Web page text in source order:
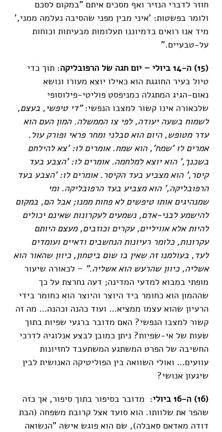
חוזר לדברי הנזיר ואף מסכים איתם "במקום לסכם
ולומר בפשטות: 'איני מבין מפני שהסיבה נעלמה ממני,'
מיד אנו רואים בדמיוננו תעלומות מבעיתות וכוחות
על-טבעיים."
(15) ה-14 ביולי – יום חגה של הרפובליקה
: תוך כדי
טיול בעיר החוגגת הוא כאילו יוצא מעורו ונושא
נאום-הגיג המתגלה כמניפסט פוליטי-פילוסופי
שלכאורה אינו קשור למצבו הנפשי:"די טיפשי, בעצם,
לשמוח בשעה יעודה, לפי צו הממשלה. המון העם הוא
עדר מטופש, היום הוא סבלני ומחר פראי ופורק עול.
אמרים לו 'שמח', הוא שמח. אומרים לו: 'צא להילחם
בשכנך,' הוא יוצא למלחמה. אומרים לו: 'הצבע בעד
קיסר,' הוא מצביע בעד הקיסר. אומרים לו: 'הצבע בעד
הרפובליקה,' הוא מצביע בעד הרפובליקה. ומי
שמנהיגים אותו טיפשים לא פחות ממנו; אבל הם, במקום
להישמע לבני-אדם, נשמעים לעקרונות שאינם יכולים
להיות אלא אוויליים, עקרים וכוזבים, מעצם היותם
עקרונות, כלומר רעיונות הנחשבים ודאיים ועומדים
לעד, בעולמנו זה שאין בו שום ביטחון, כיוון שהאור הוא
אשליה, כיוון שהרעש הוא אשליה." – לכאורה שיעור
מופתי במבוא למדעי המדינה; דעה נחרצת על כך
שההמון הוא כחומר ביד היוצר והיוצר הוא כחומר בידי
הרעיון שהוא עצמו ממציא… ועוד כהנה וכהנה… מה זה
קשור למצבו הנפשי? האם מדובר ברגעי שפיות בתוך
שעות של אי-שפיות? ניתן כמובן לבצע אנלוגיה לדרכי
החשיבה של הפרט המשתגע המשתעבד לחזיונות
עוועים… ואולי השוואה בין הפוליטיקה האנושית לבין
שיגעון אנושי?
(16) ה-16 ביולי
: מדובר בסיפור בתוך סיפור, אך כזה
שהפר את שלוותו. הוא סועד אצל קרובת משפחה (הבת
דודה מאדאם סאבלה), שם הוא פוגש אישה "הנשואה